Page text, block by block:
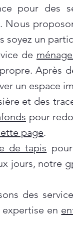
pour des
soyez un
de
Après
un espace
et des
pour
page.
de tapis
jours, notre
des
en